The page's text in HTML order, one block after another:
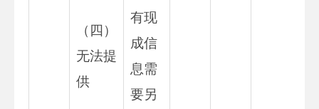
（四）
无法提
供
有现
成信
息需
要另